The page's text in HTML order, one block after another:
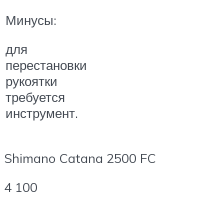
Минусы:
для
перестановки
рукоятки
требуется
инструмент.
Shimano Catana 2500 FC
4 100